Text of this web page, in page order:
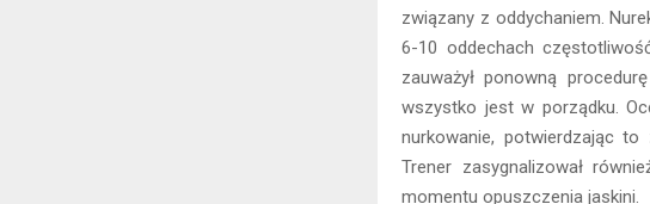
związany z oddychaniem.
6-10 oddechach
zauważył ponowną
wszystko jest w porządku.
nurkowanie, potwierdzając
Trener zasygnalizował
momentu opuszczenia jaskini.